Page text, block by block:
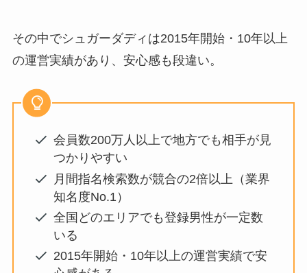
その中でシュガーダディは2015年開始・10年以上
の運営実績があり、安心感も段違い。
会員数200万人以上で地方でも相手が見
つかりやすい
月間指名検索数が競合の2倍以上（業界
知名度No.1）
全国どのエリアでも登録男性が一定数
いる
2015年開始・10年以上の運営実績で安